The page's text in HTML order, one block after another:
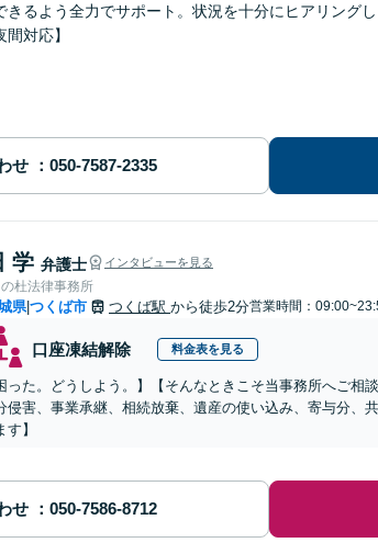
きるよう全力でサポート。状況を十分にヒアリング
間対応】
せ
学 弁護士 インタビューを見る
杜法律事務所
県|つくば市 つくば駅 から徒歩2分営業時間：
口座凍結解除 料金表を見る
った。どうしよう。】【そんなときこそ当事務所へご
侵害、事業承継、相続放棄、遺産の使い込み、寄与分、
す】
せ